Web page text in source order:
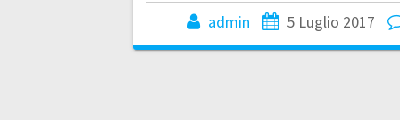
admin 5 Luglio 2017